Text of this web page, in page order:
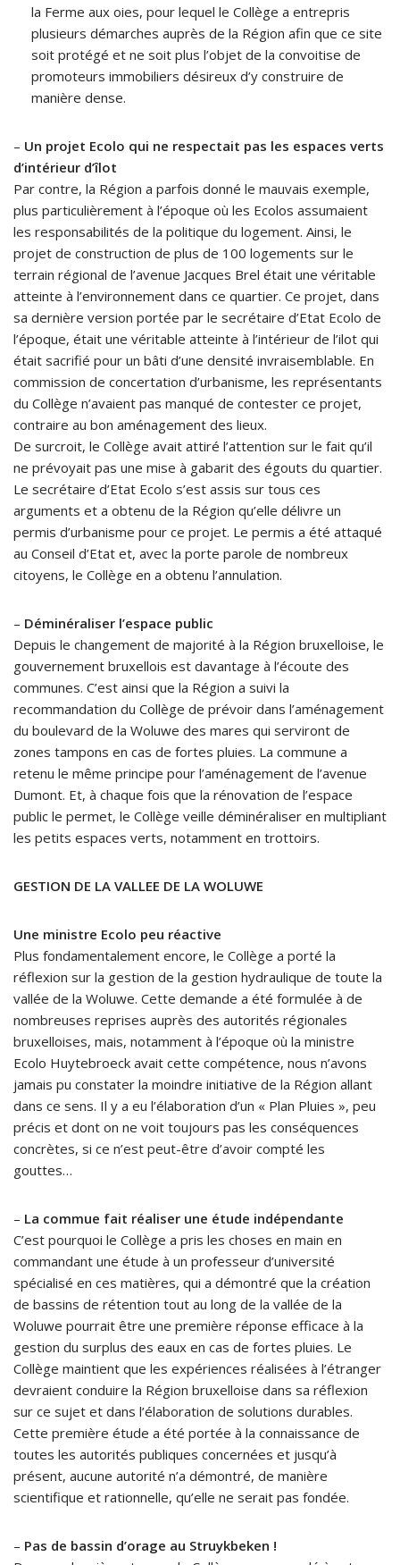
la Ferme aux oies, pour lequel le Collège a entrepris
plusieurs démarches auprès de la Région afin que ce site
soit protégé et ne soit plus l’objet de la convoitise de
promoteurs immobiliers désireux d’y construire de
manière dense.
– Un projet Ecolo qui ne respectait pas les espaces verts
d’intérieur d’îlot
Par contre, la Région a parfois donné le mauvais exemple,
plus particulièrement à l’époque où les Ecolos assumaient
les responsabilités de la politique du logement. Ainsi, le
projet de construction de plus de 100 logements sur le
terrain régional de l’avenue Jacques Brel était une véritable
atteinte à l’environnement dans ce quartier. Ce projet, dans
sa dernière version portée par le secrétaire d’Etat Ecolo de
l’époque, était une véritable atteinte à l’intérieur de l’ilot qui
était sacrifié pour un bâti d’une densité invraisemblable. En
commission de concertation d’urbanisme, les représentants
du Collège n’avaient pas manqué de contester ce projet,
contraire au bon aménagement des lieux.
De surcroit, le Collège avait attiré l’attention sur le fait qu’il
ne prévoyait pas une mise à gabarit des égouts du quartier.
Le secrétaire d’Etat Ecolo s’est assis sur tous ces
arguments et a obtenu de la Région qu’elle délivre un
permis d’urbanisme pour ce projet. Le permis a été attaqué
au Conseil d’Etat et, avec la porte parole de nombreux
citoyens, le Collège en a obtenu l’annulation.
– Déminéraliser l’espace public
Depuis le changement de majorité à la Région bruxelloise, le
gouvernement bruxellois est davantage à l’écoute des
communes. C’est ainsi que la Région a suivi la
recommandation du Collège de prévoir dans l’aménagement
du boulevard de la Woluwe des mares qui serviront de
zones tampons en cas de fortes pluies. La commune a
retenu le même principe pour l’aménagement de l’avenue
Dumont. Et, à chaque fois que la rénovation de l’espace
public le permet, le Collège veille déminéraliser en multipliant
les petits espaces verts, notamment en trottoirs.
GESTION DE LA VALLEE DE LA WOLUWE
Une ministre Ecolo peu réactive
Plus fondamentalement encore, le Collège a porté la
réflexion sur la gestion de la gestion hydraulique de toute la
vallée de la Woluwe. Cette demande a été formulée à de
nombreuses reprises auprès des autorités régionales
bruxelloises, mais, notamment à l’époque où la ministre
Ecolo Huytebroeck avait cette compétence, nous n’avons
jamais pu constater la moindre initiative de la Région allant
dans ce sens. Il y a eu l’élaboration d’un « Plan Pluies », peu
précis et dont on ne voit toujours pas les conséquences
concrètes, si ce n’est peut-être d’avoir compté les
gouttes…
– La commue fait réaliser une étude indépendante
C’est pourquoi le Collège a pris les choses en main en
commandant une étude à un professeur d’université
spécialisé en ces matières, qui a démontré que la création
de bassins de rétention tout au long de la vallée de la
Woluwe pourrait être une première réponse efficace à la
gestion du surplus des eaux en cas de fortes pluies. Le
Collège maintient que les expériences réalisées à l’étranger
devraient conduire la Région bruxelloise dans sa réflexion
sur ce sujet et dans l’élaboration de solutions durables.
Cette première étude a été portée à la connaissance de
toutes les autorités publiques concernées et jusqu’à
présent, aucune autorité n’a démontré, de manière
scientifique et rationnelle, qu’elle ne serait pas fondée.
– Pas de bassin d’orage au Struykbeken !